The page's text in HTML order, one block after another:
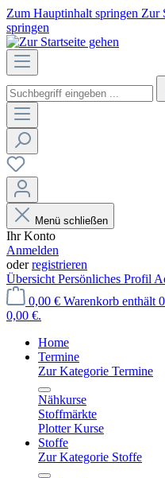
Zum Hauptinhalt springen Zur
springen
Menü schließen
Ihr Konto
Anmelden
oderregistrieren
Übersicht Persönliches Profil
0,00 € Warenkorb enthält
0,00 €.
Home
Termine
Zur Kategorie Termine
Nähkurse
Stoffmärkte
Plotter Kurse
Stoffe
Zur Kategorie Stoffe